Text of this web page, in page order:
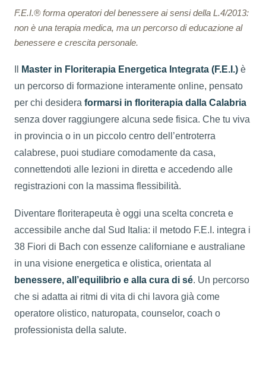
F.E.I.® forma operatori del benessere ai sensi della L.4/2013:
non è una terapia medica, ma un percorso di educazione al
benessere e crescita personale.
Master in Floriterapia Energetica Integrata (F.E.I.) è
un percorso di formazione interamente online, pensato
per chi desidera formarsi in floriterapia dalla Calabria
senza dover raggiungere alcuna sede fisica. Che tu viva
in provincia o in un piccolo centro dell’entroterra
calabrese, puoi studiare comodamente da casa,
connettendoti alle lezioni in diretta e accedendo alle
registrazioni con la massima flessibilità.
Diventare floriterapeuta è oggi una scelta concreta e
accessibile anche dal Sud Italia: il metodo F.E.I. integra i
38 Fiori di Bach con essenze californiane e australiane
in una visione energetica e olistica, orientata al
benessere, all’equilibrio e alla cura di sé. Un percorso
che si adatta ai ritmi di vita di chi lavora già come
operatore olistico, naturopata, counselor, coach o
professionista della salute.